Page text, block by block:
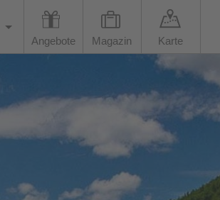
Angebote Magazin Karte